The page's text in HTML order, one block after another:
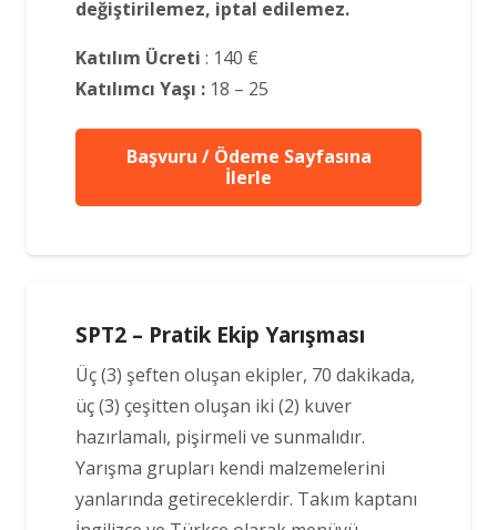
değiştirilemez, iptal edilemez.
Katılım Ücreti : 140 €
Katılımcı Yaşı : 18 – 25
Başvuru / Ödeme Sayfasına
İlerle
SPT2 – Pratik Ekip Yarışması
Üç (3) şeften oluşan ekipler, 70 dakikada,
üç (3) çeşitten oluşan iki (2) kuver
hazırlamalı, pişirmeli ve sunmalıdır.
Yarışma grupları kendi malzemelerini
yanlarında getireceklerdir. Takım kaptanı